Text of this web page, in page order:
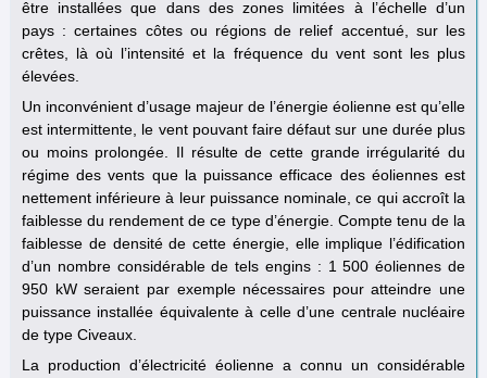
être installées que dans des zones limitées à l’échelle d’un
pays : certaines côtes ou régions de relief accentué, sur les
crêtes, là où l’intensité et la fréquence du vent sont les plus
élevées.
Un inconvénient d’usage majeur de l’énergie éolienne est qu’elle
est intermittente, le vent pouvant faire défaut sur une durée plus
ou moins prolongée. Il résulte de cette grande irrégularité du
régime des vents que la puissance efficace des éoliennes est
nettement inférieure à leur puissance nominale, ce qui accroît la
faiblesse du rendement de ce type d’énergie. Compte tenu de la
faiblesse de densité de cette énergie, elle implique l’édification
d’un nombre considérable de tels engins : 1 500 éoliennes de
950 kW seraient par exemple nécessaires pour atteindre une
puissance installée équivalente à celle d’une centrale nucléaire
de type Civeaux.
La production d’électricité éolienne a connu un considérable